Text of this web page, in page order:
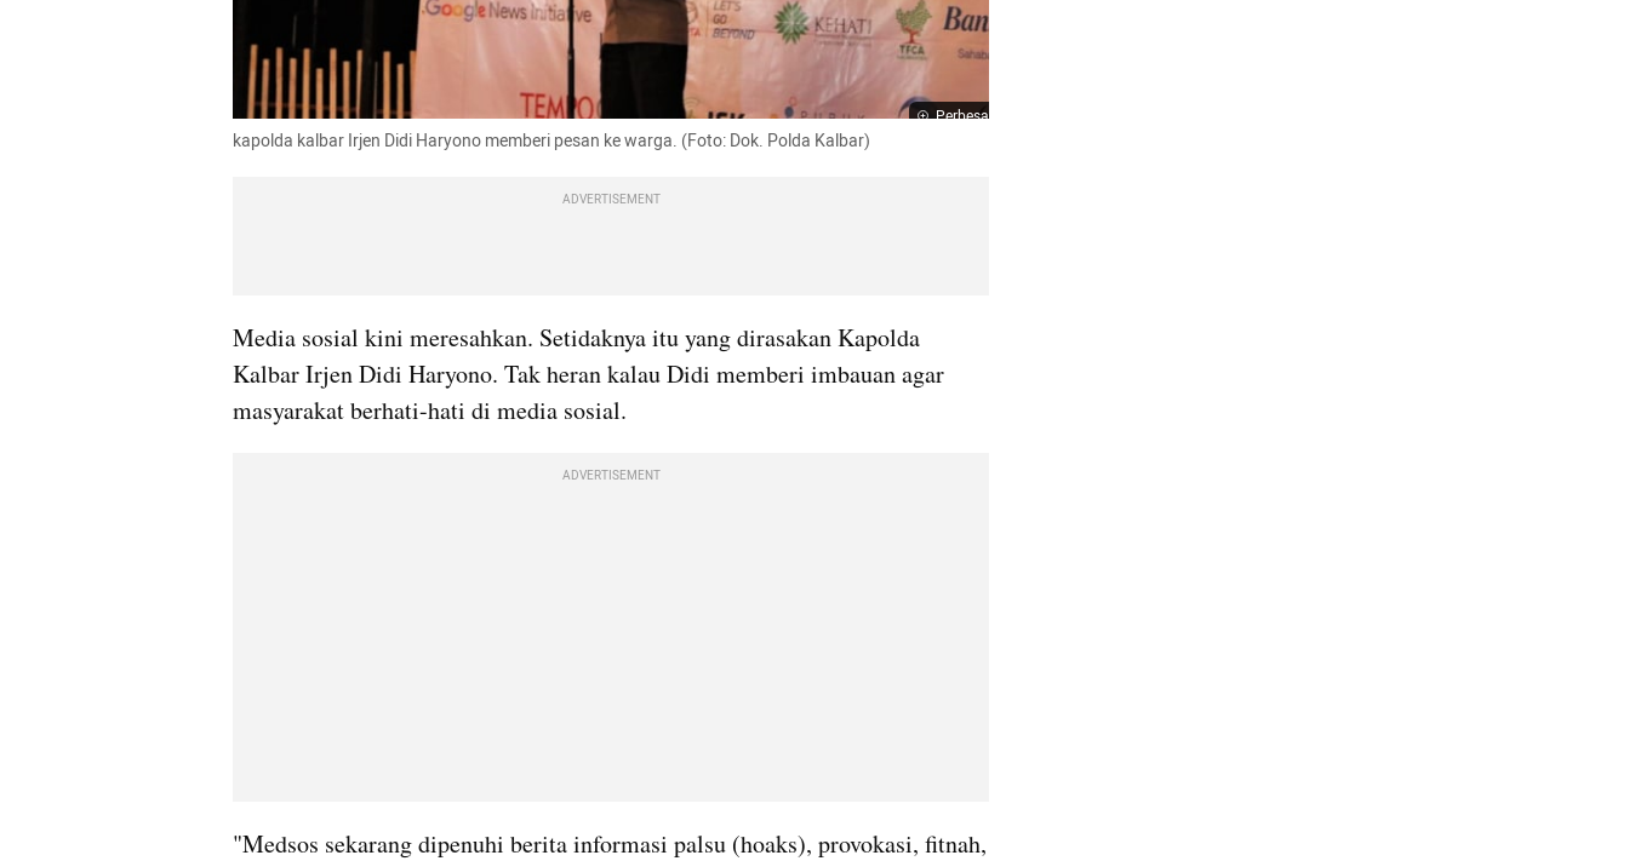
Perbesar
kapolda kalbar Irjen Didi Haryono memberi pesan ke warga. (Foto: Dok. Polda Kalbar)
ADVERTISEMENT
Media sosial kini meresahkan. Setidaknya itu yang dirasakan Kapolda
Kalbar Irjen Didi Haryono. Tak heran kalau Didi memberi imbauan agar
masyarakat berhati-hati di media sosial.
ADVERTISEMENT
"Medsos sekarang dipenuhi berita informasi palsu (hoaks), provokasi, fitnah,